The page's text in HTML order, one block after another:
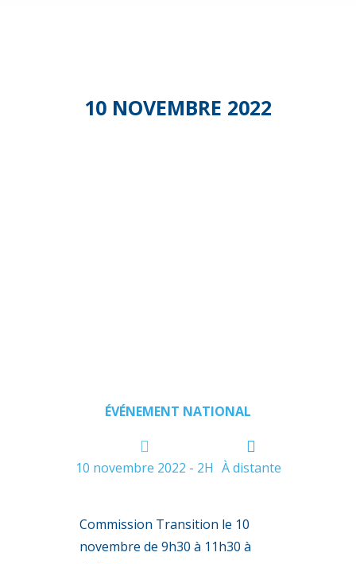
10 NOVEMBRE 2022
ÉVÉNEMENT NATIONAL
10 novembre 2022 - 2H À distante
Commission Transition le 10
novembre de 9h30 à 11h30 à